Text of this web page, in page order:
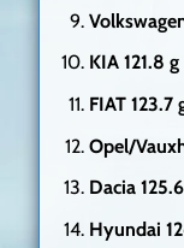
KIA 121.8
FIAT 123.7
Opel/
Dacia
Hyundai